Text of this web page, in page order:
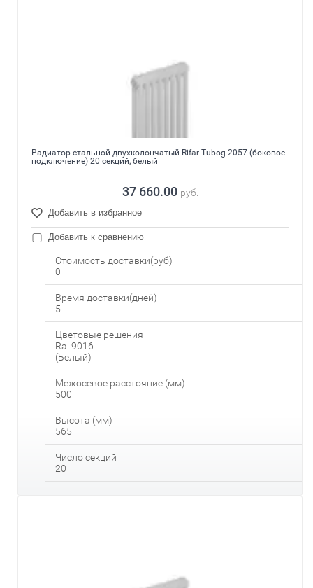
Радиатор стальной двухколончатый Rifar Tubog 2057 (боковое
подключение) 20 секций, белый
37 660.00 руб.
Добавить в избранное
Добавить к сравнению
Стоимость доставки(руб)
0
Время доставки(дней)
5
Цветовые решения
Ral 9016
(Белый)
Межосевое расстояние (мм)
500
Высота (мм)
565
Число секций
20